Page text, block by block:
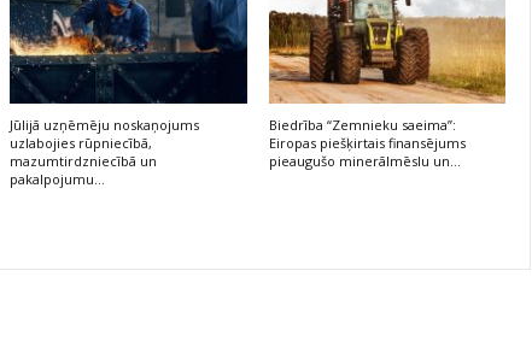
Jūlijā uzņēmēju noskaņojums
uzlabojies rūpniecībā,
mazumtirdzniecībā un
pakalpojumu…
Biedrība “Zemnieku saeima”:
Eiropas piešķirtais finansējums
pieaugušo minerālmēslu un…